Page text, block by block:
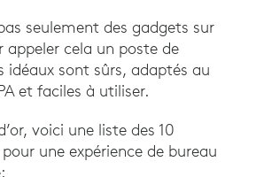
seulement des gadgets sur
appeler cela un poste de
idéaux sont sûrs, adaptés au
et faciles à utiliser.
voici une liste des 10
une expérience de bureau